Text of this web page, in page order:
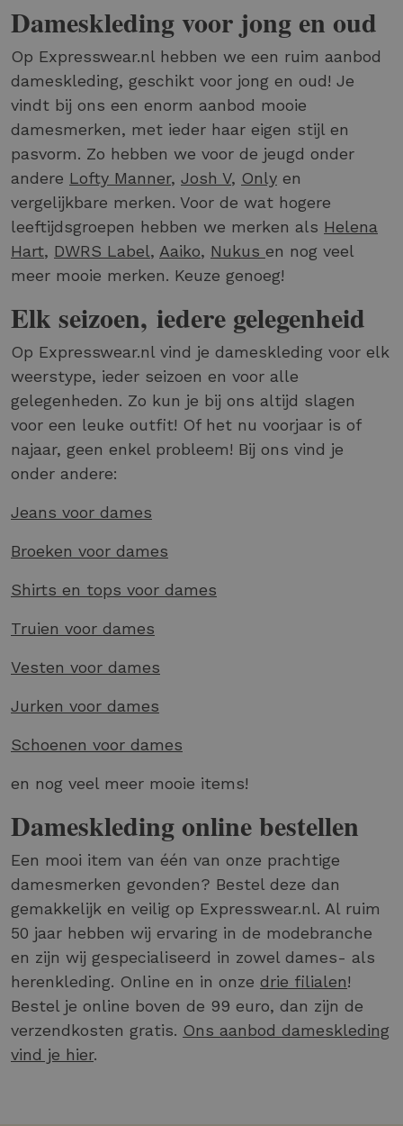
Dameskleding voor jong en oud
Op Expresswear.nl hebben we een ruim aanbod
dameskleding, geschikt voor jong en oud! Je
vindt bij ons een enorm aanbod mooie
damesmerken, met ieder haar eigen stijl en
pasvorm. Zo hebben we voor de jeugd onder
andere Lofty Manner, Josh V, Only en
vergelijkbare merken. Voor de wat hogere
leeftijdsgroepen hebben we merken als Helena
Hart, DWRS Label, Aaiko, Nukus en nog veel
meer mooie merken. Keuze genoeg!
Elk seizoen, iedere gelegenheid
Op Expresswear.nl vind je dameskleding voor elk
weerstype, ieder seizoen en voor alle
gelegenheden. Zo kun je bij ons altijd slagen
voor een leuke outfit! Of het nu voorjaar is of
najaar, geen enkel probleem! Bij ons vind je
onder andere:
Jeans voor dames
Broeken voor dames
Shirts en tops voor dames
Truien voor dames
Vesten voor dames
Jurken voor dames
Schoenen voor dames
en nog veel meer mooie items!
Dameskleding online bestellen
Een mooi item van één van onze prachtige
damesmerken gevonden? Bestel deze dan
gemakkelijk en veilig op Expresswear.nl. Al ruim
50 jaar hebben wij ervaring in de modebranche
en zijn wij gespecialiseerd in zowel dames- als
herenkleding. Online en in onze drie filialen!
Bestel je online boven de 99 euro, dan zijn de
verzendkosten gratis. Ons aanbod dameskleding
vind je hier.